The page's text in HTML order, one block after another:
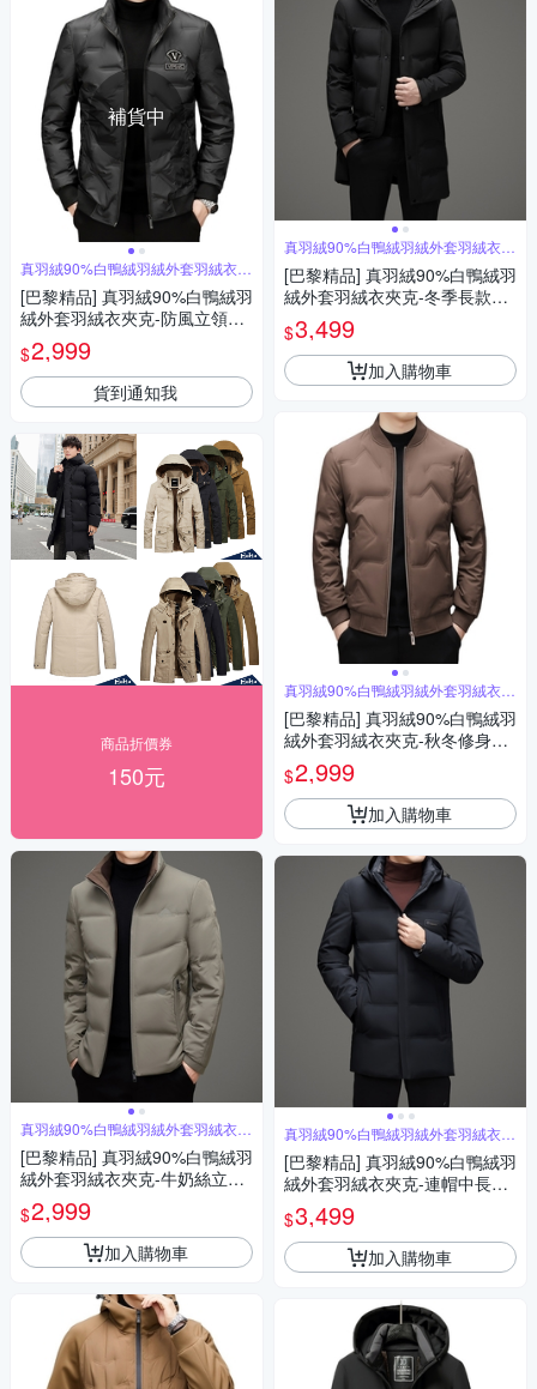
補貨中
真羽絨90%白鴨絨羽絨外套羽絨衣夾
克
[巴黎精品] 真羽絨90%白鴨絨羽
絨外套羽絨衣夾克-防風立領保
暖修身男外套2色a1is149
$2,999
貨到通知我
商品折價券
150元
真羽絨90%白鴨絨羽絨外套羽絨衣夾
克
[巴黎精品] 真羽絨90%白鴨絨羽
絨外套羽絨衣夾克-牛奶絲立領
休閒保暖男外套3色a1is104
$2,999
加入購物車
真羽絨90%白鴨絨羽絨外套羽絨衣夾
克
[巴黎精品] 真羽絨90%白鴨絨羽
絨外套羽絨衣夾克-冬季長款加
厚連帽保暖男外套2色a1is154
$3,499
加入購物車
真羽絨90%白鴨絨羽絨外套羽絨衣夾
克
[巴黎精品] 真羽絨90%白鴨絨羽
絨外套羽絨衣夾克-秋冬修身棒
球領保暖男外套5色a1is74
$2,999
加入購物車
真羽絨90%白鴨絨羽絨外套羽絨衣夾
克
[巴黎精品] 真羽絨90%白鴨絨羽
絨外套羽絨衣夾克-連帽中長款
保暖修身男外套2色a1is140
$3,499
加入購物車